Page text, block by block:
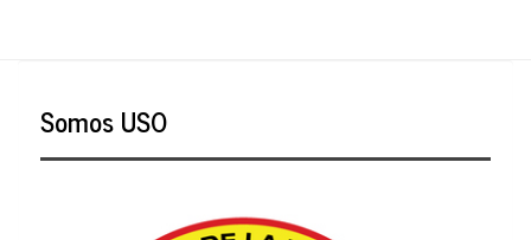
Somos USO